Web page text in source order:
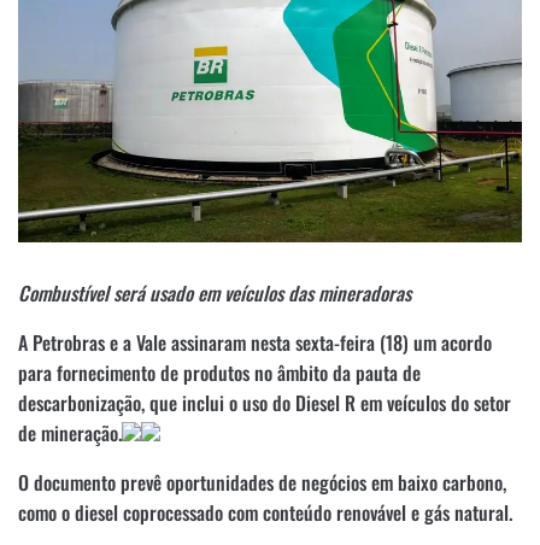
Combustível será usado em veículos das mineradoras
A Petrobras e a Vale assinaram nesta sexta-feira (18) um acordo
para fornecimento de produtos no âmbito da pauta de
descarbonização, que inclui o uso do Diesel R em veículos do setor
de mineração.
O documento prevê oportunidades de negócios em baixo carbono,
como o diesel coprocessado com conteúdo renovável e gás natural.